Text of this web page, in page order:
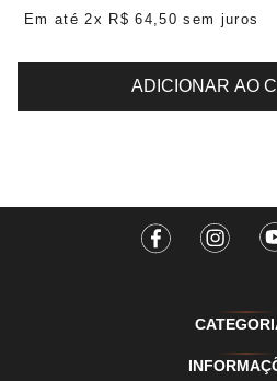
Em até2x R$ 64,50 sem juros
ADICIONAR AO